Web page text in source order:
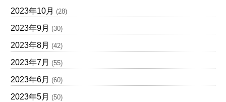
2023年10月 (28)
2023年9月 (30)
2023年8月 (42)
2023年7月 (55)
2023年6月 (60)
2023年5月 (50)